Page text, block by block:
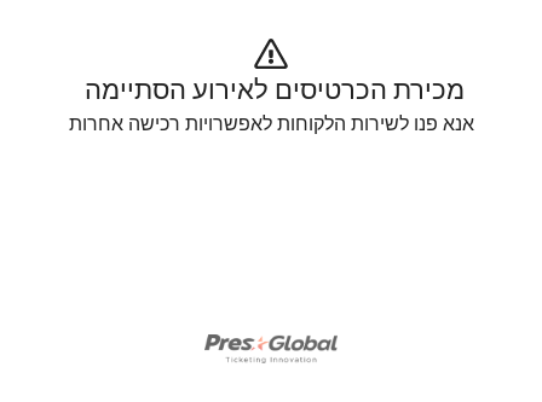
מכירת הכרטיסים לאירוע הסתיימה
אנא פנו לשירות הלקוחות לאפשרויות רכישה אחרות